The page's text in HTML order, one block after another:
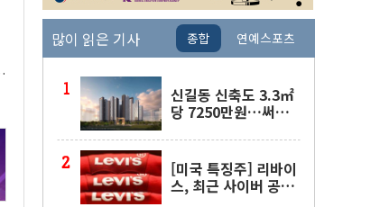
많이 읽은 기사 종합 연예스포츠
신길동 신축도 3.3㎡
당 7250만원…써밋
원대
[미국 특징주] 리바이
스, 최근 사이버 공격